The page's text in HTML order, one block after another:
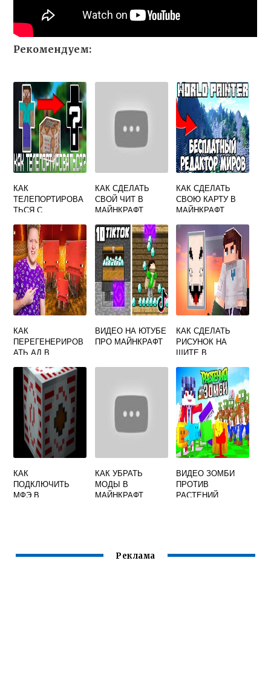
Рекомендуем:
КАК
ТЕЛЕПОРТИРОВА
ТЬСЯ С
КОМАНДНОГО
БЛОКА В
MINECRAFT
КАК СДЕЛАТЬ
СВОЙ ЧИТ В
МАЙНКРАФТ
КАК СДЕЛАТЬ
СВОЮ КАРТУ В
МАЙНКРАФТ
КАК
ПЕРЕГЕНЕРИРОВ
АТЬ АД В
ВИДЕО НА ЮТУБЕ
ПРО МАЙНКРАФТ
КАК СДЕЛАТЬ
РИСУНОК НА
ЩИТЕ В
КАК
ПОДКЛЮЧИТЬ
МФЭ В
КАК УБРАТЬ
МОДЫ В
МАЙНКРАФТ
ВИДЕО ЗОМБИ
ПРОТИВ
РАСТЕНИЙ
Реклама